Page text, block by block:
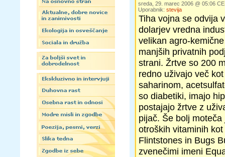
sreda, 29. marec 2006 @ 05:06
Uporabnik: stevija
Tiha vojna se odvija
dolarjev vredna
velikan agro-
manjših privatnih
strani. Žrtve so 200
redno uživajo več
saharinom,
so diabetiki, imajo
postajajo žrtve z
pijač. Še bolj
otroških vitaminih
Flintstones in Bugs
zvenečimi imeni